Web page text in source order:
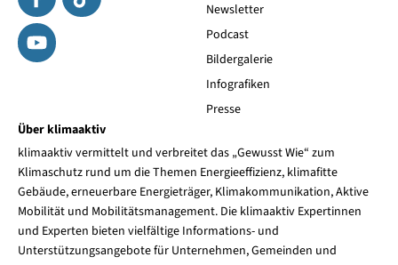
Newsletter
Podcast
Bildergalerie
Infografiken
Presse
Über klimaaktiv
klimaaktiv vermittelt und verbreitet das „Gewusst Wie“ zum
Klimaschutz rund um die Themen Energieeffizienz, klimafitte
Gebäude, erneuerbare Energieträger, Klimakommunikation, Aktive
Mobilität und Mobilitätsmanagement. Die klimaaktiv Expertinnen
und Experten bieten vielfältige Informations- und
Unterstützungsangebote für Unternehmen, Gemeinden und